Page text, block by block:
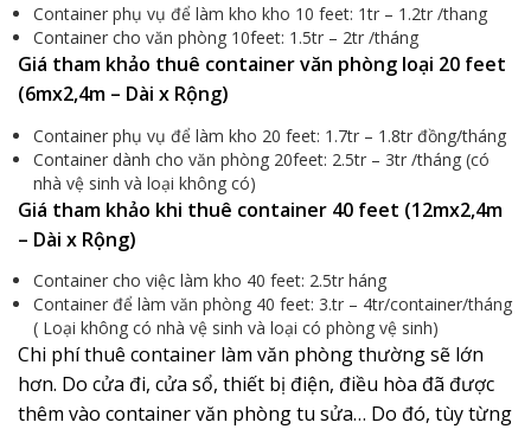
Container phụ vụ để làm kho kho 10 feet: 1tr – 1.2tr /thang
Container cho văn phòng 10feet: 1.5tr – 2tr /tháng
Giá tham khảo thuê container văn phòng loại 20 feet
(6mx2,4m – Dài x Rộng)
Container phụ vụ để làm kho 20 feet: 1.7tr – 1.8tr đồng/tháng
Container dành cho văn phòng 20feet: 2.5tr – 3tr /tháng (có
nhà vệ sinh và loại không có)
Giá tham khảo khi thuê container 40 feet (12mx2,4m
– Dài x Rộng)
Container cho việc làm kho 40 feet: 2.5tr háng
Container để làm văn phòng 40 feet: 3.tr – 4tr/container/tháng
( Loại không có nhà vệ sinh và loại có phòng vệ sinh)
Chi phí thuê container làm văn phòng thường sẽ lớn
hơn. Do cửa đi, cửa sổ, thiết bị điện, điều hòa đã được
thêm vào container văn phòng tu sửa… Do đó, tùy từng